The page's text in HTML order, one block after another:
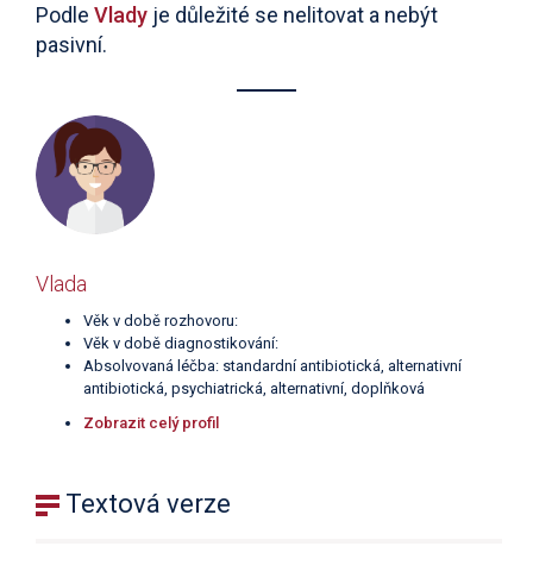
Podle Vlady je důležité se nelitovat a nebýt
pasivní.
Vlada
Věk v době rozhovoru:
Věk v době diagnostikování:
Absolvovaná léčba: standardní antibiotická, alternativní
antibiotická, psychiatrická, alternativní, doplňková
Zobrazit celý profil
Textová verze